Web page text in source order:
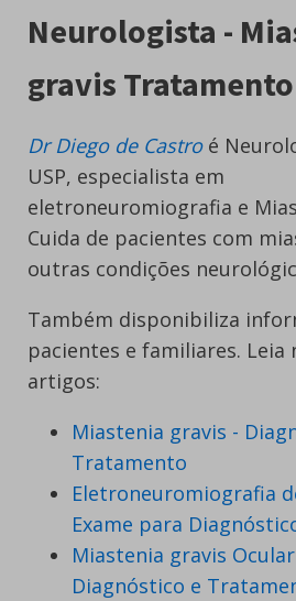
Neurologista -
gravis Tratamento
Dr Diego de Castroé
USP, especialista em
eletroneuromiografia e
Cuida de pacientes com
outras condições
Também disponibiliza
pacientes e familiares. Leia
artigos:
Miastenia gravis -
Tratamento
Eletroneuromiografia
Exame para
Miastenia gravis
Diagnóstico e